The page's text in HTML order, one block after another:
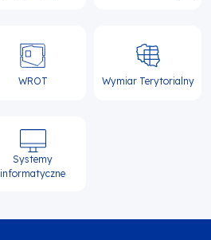
WROT Wymiar Terytorialny
Systemy
informatyczne